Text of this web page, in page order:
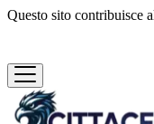
Questo sito contribuisce